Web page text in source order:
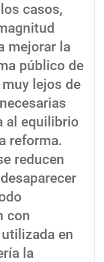
casos,
mejorar la
público de
lejos de
al equilibrio
reforma.
reducen
con
en
la